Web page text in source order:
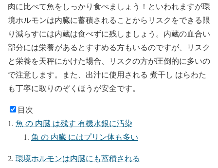
肉に比べて魚をしっかり食べましょう！といわれますが環
境ホルモンは内臓に蓄積されることからリスクをできる限
り減らすには内蔵は食べずに残しましょう。内蔵の血合い
部分には栄養があるとすすめる方もいるのですが、リスク
と栄養を天秤にかけた場合、リスクの方が圧倒的に多いの
で注意します。また、出汁に使用される 煮干し はらわた
も丁寧に取りのぞくほうが安全です。
目次
魚 の 内臓 は残す 有機水銀に汚染
魚 の 内臓 にはプリン体も多い
環境ホルモンは内臓にも蓄積される